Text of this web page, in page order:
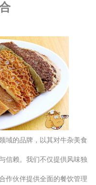
域的品牌，以其对牛杂美食
信赖。我们不仅提供风味独
作伙伴提供全面的餐饮管理